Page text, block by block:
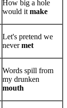
How big a hole
would it make
Let's pretend we
nevermet
Words spill from
my drunken
mouth